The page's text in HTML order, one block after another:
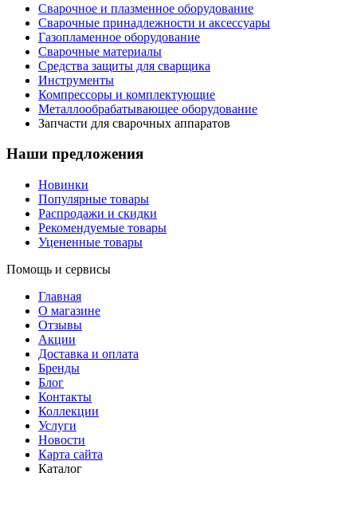
Сварочное и плазменное оборудование
Сварочные принадлежности и аксессуары
Газопламенное оборудование
Сварочные материалы
Средства защиты для сварщика
Инструменты
Компрессоры и комплектующие
Металлообрабатывающее оборудование
Запчасти для сварочных аппаратов
Наши предложения
Новинки
Популярные товары
Распродажи и скидки
Рекомендуемые товары
Уцененные товары
Помощь и сервисы
Главная
О магазине
Отзывы
Акции
Доставка и оплата
Бренды
Блог
Контакты
Коллекции
Услуги
Новости
Карта сайта
Каталог